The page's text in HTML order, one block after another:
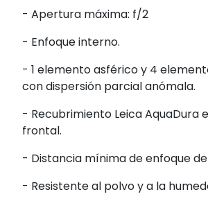
- Apertura máxima: f/2
- Enfoque interno.
- 1 elemento asférico y 4
con dispersión parcial anómala.
- Recubrimiento Leica AquaDura
frontal.
- Distancia mínima de enfoque de
- Resistente al polvo y a la